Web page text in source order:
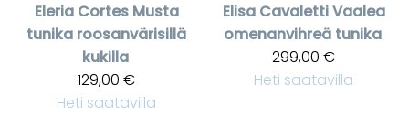
Eleria Cortes Musta
tunika roosanvärisillä
kukilla
129,00 €
Heti saatavilla
Elisa CavalettiVaalea
omenanvihreä tunika
299,00 €
Heti saatavilla